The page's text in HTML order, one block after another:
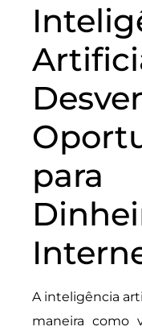
A inteligência
maneira como